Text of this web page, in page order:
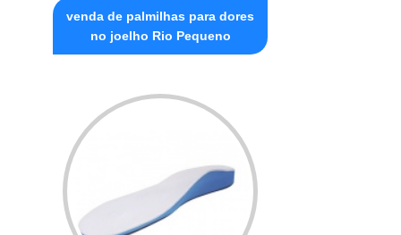
venda de palmilhas para dores
no joelho Rio Pequeno